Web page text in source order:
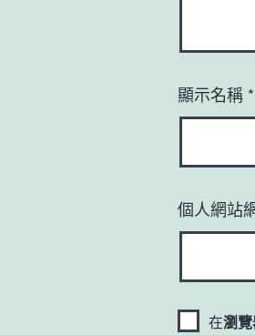
顯示名稱 *
個人網站
在瀏